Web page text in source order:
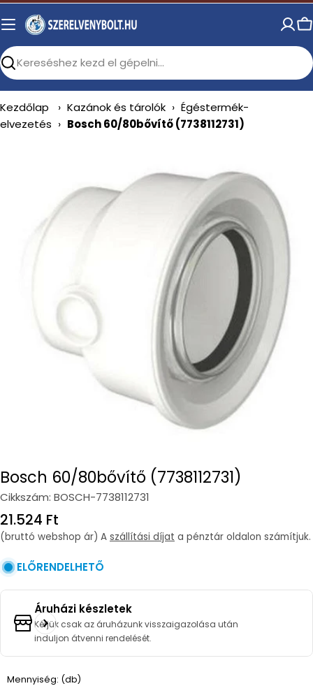
Skip
to
Search
Kezdőlap › Kazánok és tárolók › Égéstermék-
elvezetés › Bosch 60/80bővítő (7738112731)
media 0 in modal
Bosch 60/80bővítő (7738112731)
Cikkszám: BOSCH-7738112731
Regular
price
21.524 Ft
(bruttó webshop ár) A szállítási díjat a pénztár oldalon számítjuk.
ELŐRENDELHETŐ
Áruházi készletek
Kérjük csak az áruházunk visszaigazolása után
induljon átvenni rendelését.
Mennyiség: (db)Quantity